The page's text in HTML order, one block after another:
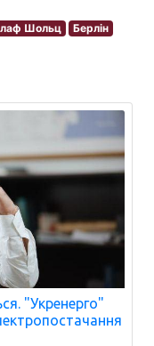
Шольц
Берлін
"Укренерго"